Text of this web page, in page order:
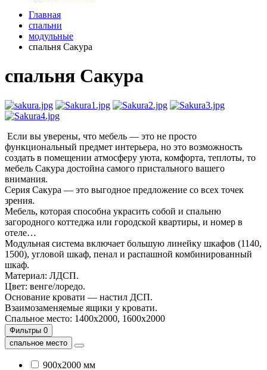
Главная
спальни
модульные
спальня Сакура
спальня Сакура
Если вы уверены, что мебель — это не просто
функциональный предмет интерьера, но это возможность
создать в помещении атмосферу уюта, комфорта, теплоты, то
мебель Сакура достойна самого пристального вашего
внимания.
Серия Сакура — это выгодное предложение со всех точек
зрения.
Мебель, которая способна украсить собой и спальню
загородного коттеджа или городской квартиры, и номер в
отеле…
Модульная система включает большую линейку шкафов (1140,
1500), угловой шкаф, пенал и распашной комбинированный
шкаф.
Материал: ЛДСП.
Цвет: венге/лоредо.
Основание кровати — настил ДСП.
Взаимозаменяемые ящики у кровати.
Спальное место: 1400х2000, 1600х2000
Фильтры 0
спальное место
900х2000 мм